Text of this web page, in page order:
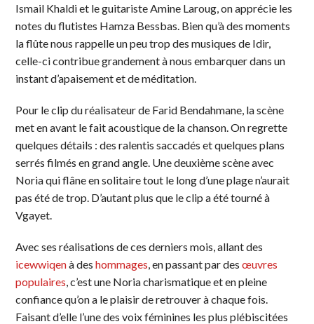
Ismail Khaldi et le guitariste Amine Laroug, on apprécie les
notes du flutistes Hamza Bessbas. Bien qu’à des moments
la flûte nous rappelle un peu trop des musiques de Idir,
celle-ci contribue grandement à nous embarquer dans un
instant d’apaisement et de méditation.
Pour le clip du réalisateur de Farid Bendahmane, la scène
met en avant le fait acoustique de la chanson. On regrette
quelques détails : des ralentis saccadés et quelques plans
serrés filmés en grand angle. Une deuxième scène avec
Noria qui flâne en solitaire tout le long d’une plage n’aurait
pas été de trop. D’autant plus que le clip a été tourné à
Vgayet.
Avec ses réalisations de ces derniers mois, allant des
icewwiqenà deshommages, en passant par desœuvres
populaires, c’est une Noria charismatique et en pleine
confiance qu’on a le plaisir de retrouver à chaque fois.
Faisant d’elle l’une des voix féminines les plus plébiscitées